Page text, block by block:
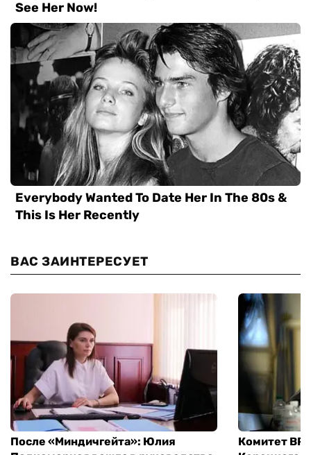
ВАС ЗАИНТЕРЕСУЕТ
После «Миндичгейта»: Юлия
Комитет ВР